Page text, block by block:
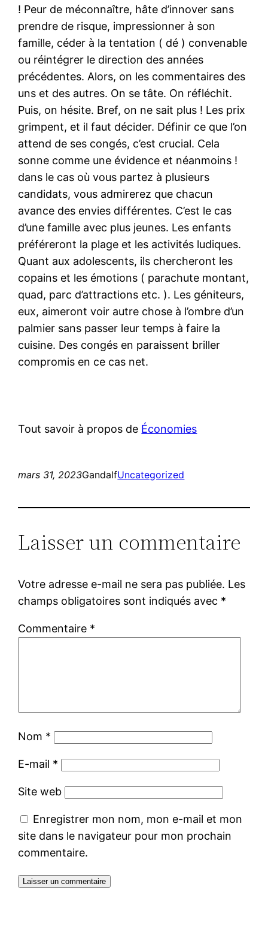
! Peur de méconnaître, hâte d’innover sans
prendre de risque, impressionner à son
famille, céder à la tentation ( dé ) convenable
ou réintégrer le direction des années
précédentes. Alors, on les commentaires des
uns et des autres. On se tâte. On réfléchit.
Puis, on hésite. Bref, on ne sait plus ! Les prix
grimpent, et il faut décider. Définir ce que l’on
attend de ses congés, c’est crucial. Cela
sonne comme une évidence et néanmoins !
dans le cas où vous partez à plusieurs
candidats, vous admirerez que chacun
avance des envies différentes. C’est le cas
d’une famille avec plus jeunes. Les enfants
préféreront la plage et les activités ludiques.
Quant aux adolescents, ils chercheront les
copains et les émotions ( parachute montant,
quad, parc d’attractions etc. ). Les géniteurs,
eux, aimeront voir autre chose à l’ombre d’un
palmier sans passer leur temps à faire la
cuisine. Des congés en paraissent briller
compromis en ce cas net.
Tout savoir à propos de Économies
mars 31, 2023GandalfUncategorized
Laisser un commentaire
Votre adresse e-mail ne sera pas publiée. Les
champs obligatoires sont indiqués avec *
Commentaire *
Nom *
E-mail *
Site web
Enregistrer mon nom, mon e-mail et mon
site dans le navigateur pour mon prochain
commentaire.